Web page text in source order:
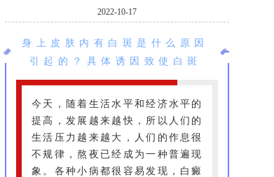
2022-10-17
身上皮肤内有白斑是什么原因
引起的？具体诱因致使白斑
今天，随着生活水平和经济水平的
提高，发展越来越快，所以人们的
生活压力越来越大，人们的作息很
不规律，熬夜已经成为一种普遍现
象。各种小病都很容易发现，白癜